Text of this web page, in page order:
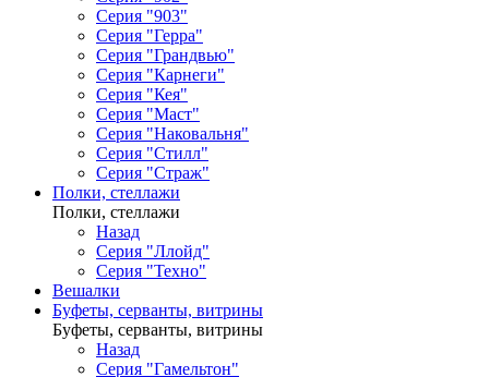
Серия "903"
Серия "Герра"
Серия "Грандвью"
Серия "Карнеги"
Серия "Кея"
Серия "Маст"
Серия "Наковальня"
Серия "Стилл"
Серия "Страж"
Полки, стеллажи
Полки, стеллажи
Назад
Серия "Ллойд"
Серия "Техно"
Вешалки
Буфеты, серванты, витрины
Буфеты, серванты, витрины
Назад
Серия "Гамельтон"